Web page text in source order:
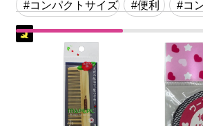
#コンパクトサイズ #便利 #コ